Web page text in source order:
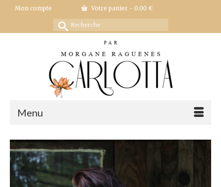
Mon compte Votre panier - 0.00 €
Rechercher :
Menu